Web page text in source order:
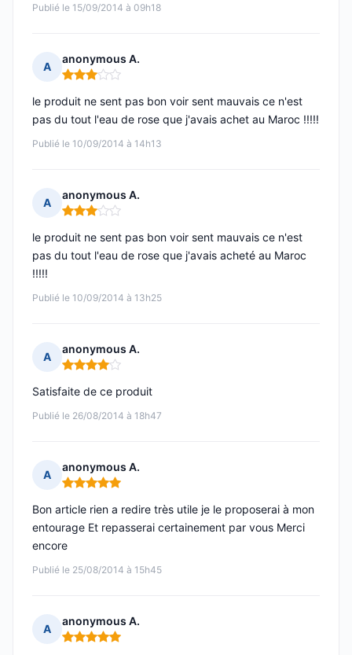
Publié le 15/09/2014 à 09h18
A
anonymous A.
Note : 3 sur 5
Publié le 10/09/2014 à 14h13
le produit ne sent pas bon voir sent mauvais ce n'est
pas du tout l'eau de rose que j'avais achet au Maroc !!!!!
A
anonymous A.
Note : 3 sur 5
Publié le 10/09/2014 à 13h25
le produit ne sent pas bon voir sent mauvais ce n'est
pas du tout l'eau de rose que j'avais acheté au Maroc
!!!!!
A
anonymous A.
Note : 4 sur 5
Publié le 26/08/2014 à 18h47
Satisfaite de ce produit
A
anonymous A.
Note : 5 sur 5
Publié le 25/08/2014 à 15h45
Bon article rien a redire très utile je le proposerai à mon
entourage Et repasserai certainement par vous Merci
encore
A
anonymous A.
Note : 5 sur 5